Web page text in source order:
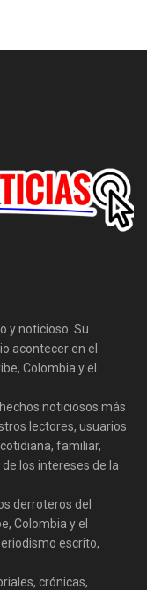
y noticioso. Su
acontecer en el
Colombia y el
noticiosos más
lectores, usuarios
familiar,
los intereses de la
derroteros del
Colombia y el
escrito,
crónicas,